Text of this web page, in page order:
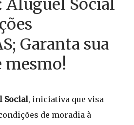
Aluguel Social
Garanta sua
mesmo!
Social, iniciativa que visa
de moradia à